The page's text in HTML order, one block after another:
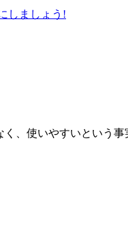
しましょう!
、使いやすいという